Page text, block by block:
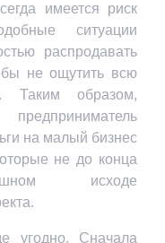
имеется риск
ситуации
распродавать
не ощутить всю
Таким образом,
на малый бизнес
не до конца
исходе
угодно. Сначала